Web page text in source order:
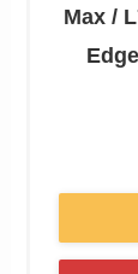
Max /